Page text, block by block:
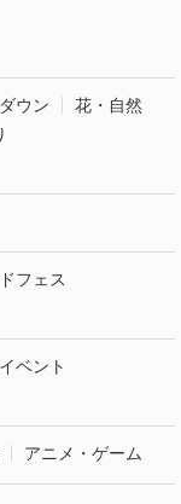
ウン
花・自然
フェス
ベント
アニメ・ゲーム